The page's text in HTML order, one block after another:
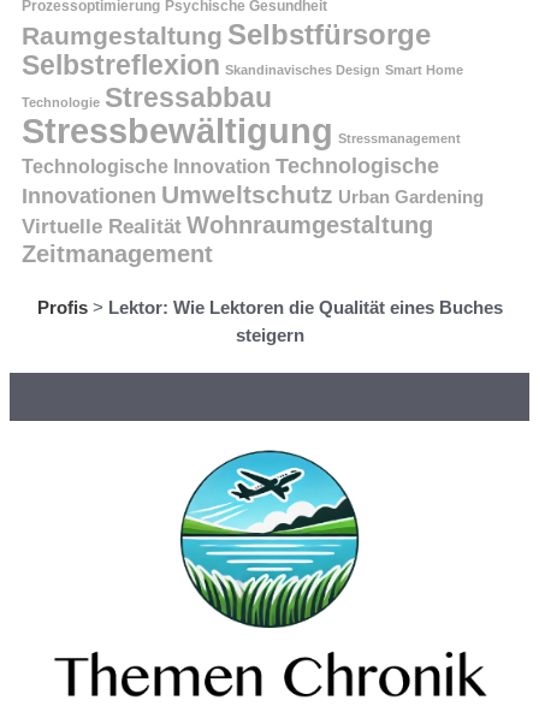
Prozessoptimierung Psychische Gesundheit
Raumgestaltung Selbstfürsorge
Selbstreflexion Skandinavisches Design Smart Home
Technologie Stressabbau
Stressbewältigung Stressmanagement
Technologische Innovation Technologische
Innovationen Umweltschutz Urban Gardening
Virtuelle Realität Wohnraumgestaltung
Zeitmanagement
Profis> Lektor: Wie Lektoren die Qualität eines Buches
steigern